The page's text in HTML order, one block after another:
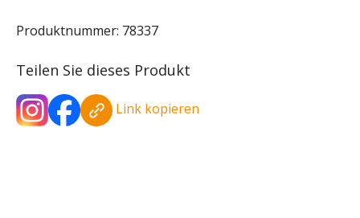
Produktnummer: 78337
Teilen Sie dieses Produkt
Link kopieren